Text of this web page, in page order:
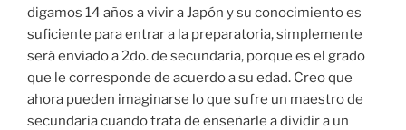
digamos 14 años a vivir a Japón y su conocimiento es
suficiente para entrar a la preparatoria, simplemente
será enviado a 2do. de secundaria, porque es el grado
que le corresponde de acuerdo a su edad. Creo que
ahora pueden imaginarse lo que sufre un maestro de
secundaria cuando trata de enseñarle a dividir a un